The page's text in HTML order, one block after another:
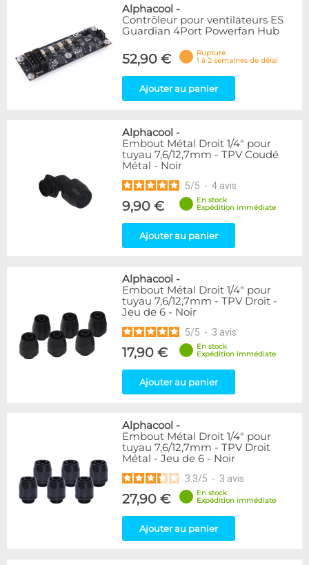
17
Réservoirs & pompes
13
Radiateurs
13
Raccords & tuyaux
17
Liquides
2
Accessoires
78
7
Disponibilité / Promotions
Articles en stock
Articles en promotions
Alphacool -
Contrôleur pour ventilateurs ES
Guardian 4Port Powerfan Hub
52,90 €
Rupture
1 à 2 semaines de délai
Ajouter au panier
Alphacool -
Embout Métal Droit 1/4" pour
tuyau 7,6/12,7mm - TPV Coudé
Métal - Noir
5/5 - 4 avis
9,90 €
En stock
Expédition immédiate
Ajouter au panier
Alphacool -
Embout Métal Droit 1/4" pour
tuyau 7,6/12,7mm - TPV Droit -
Jeu de 6 - Noir
5/5 - 3 avis
17,90 €
En stock
Expédition immédiate
Ajouter au panier
Alphacool -
Embout Métal Droit 1/4" pour
tuyau 7,6/12,7mm - TPV Droit
Métal - Jeu de 6 - Noir
3.3/5 - 3 avis
27,90 €
En stock
Expédition immédiate
Ajouter au panier